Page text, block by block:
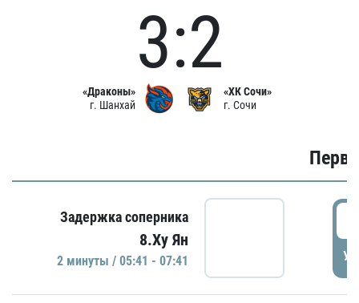
«Драконы»
г. Шанхай
3:2
«ХК Сочи»
г. Сочи
Задержка соперника
8.Ху Ян
2 минуты / 05:41 - 07:41